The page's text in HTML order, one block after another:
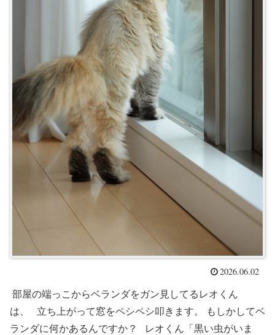
2026.06.02
部屋の端っこからベランダをガン見してるレオくん
は、 立ち上がって窓をペシペシ叩きます。 もしかしてベ
ランダに何かあるんですか？ レオくん「黒い虫がいま